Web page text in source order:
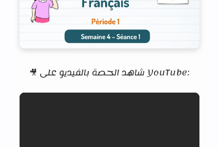
🎥 شاهد الحصة بالفيديو على YouTube: